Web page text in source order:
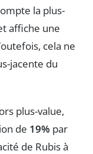
la plus-
affiche une
cela ne
jacente du
plus-value,
de 19% par
de Rubis à